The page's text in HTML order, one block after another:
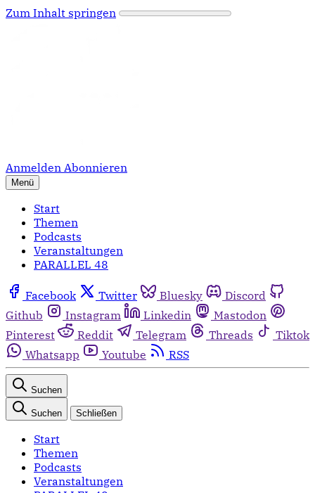
Zum Inhalt springen
Anmelden Abonnieren
Menü
Start
Themen
Podcasts
Veranstaltungen
PARALLEL 48
Facebook Twitter Bluesky
Discord
Github
Instagram Linkedin
Mastodon
Pinterest
Reddit Telegram Threads
Tiktok
Whatsapp
Youtube RSS
Suchen
Suchen Schließen
Start
Themen
Podcasts
Veranstaltungen